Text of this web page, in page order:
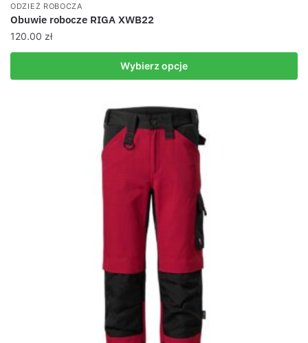
ODZIEŻ ROBOCZA
Obuwie robocze RIGA XWB22
120.00 zł
Wybierz opcje